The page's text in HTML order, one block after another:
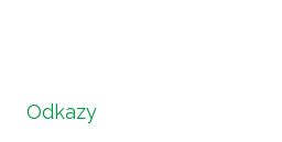
Odkazy